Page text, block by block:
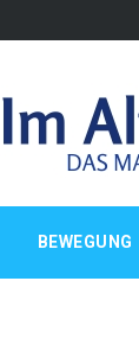
BEWEGUNG